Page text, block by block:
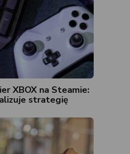
XBOX na Steamie:
strategię